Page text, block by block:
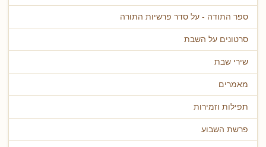
ספר התודה - על סדר פרשיות התורה
סרטונים על השבת
שירי שבת
מאמרים
תפילות וזמירות
פרשת השבוע